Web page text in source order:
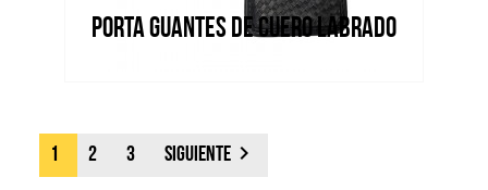
PORTA GUANTES DE CUERO LABRADO
1 2 3 Siguiente 